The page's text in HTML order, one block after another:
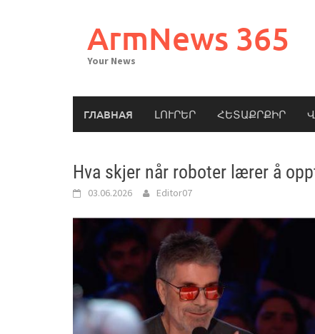
ArmNews 365
Your News
ГЛАВНАЯ ԼՈՒՐԵՐ ՀԵՏԱՔՐՔԻՐ
Hva skjer når roboter lærer å
03.06.2026 Editor07